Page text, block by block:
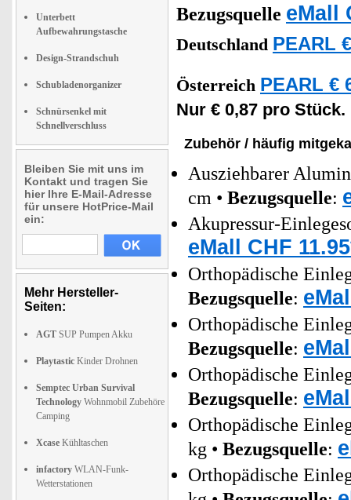
Unterbett
Aufbewahrungstasche
Design-Strandschuh
Schubladenorganizer
Schnürsenkel mit
Schnellverschluss
Bleiben Sie mit uns im
Kontakt und tragen Sie
hier Ihre E-Mail-Adresse
für unsere HotPrice-Mail
ein:
Mehr Hersteller-
Seiten:
AGT SUP Pumpen Akku
Playtastic Kinder Drohnen
Semptec Urban Survival
Technology Wohnmobil Zubehöre
Camping
Xcase Kühltaschen
infactory WLAN-Funk-
Wetterstationen
Bezugsquelle eMall
Deutschland PEARL
Österreich PEARL €
Nur € 0,87 pro Stück.
Zubehör / häufig
Ausziehbarer
cm • Bezugsquelle:
Akupressur-
eMall CHF
Orthopädische
Bezugsquelle:
Orthopädische
Bezugsquelle:
Orthopädische
Bezugsquelle:
Orthopädische
kg • Bezugsquelle:
Orthopädische